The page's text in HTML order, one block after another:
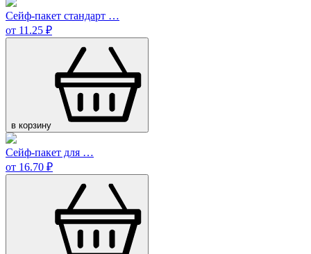
Сейф-пакет стандарт …
от 11.25 ₽
в корзину
Сейф-пакет для …
от 16.70 ₽